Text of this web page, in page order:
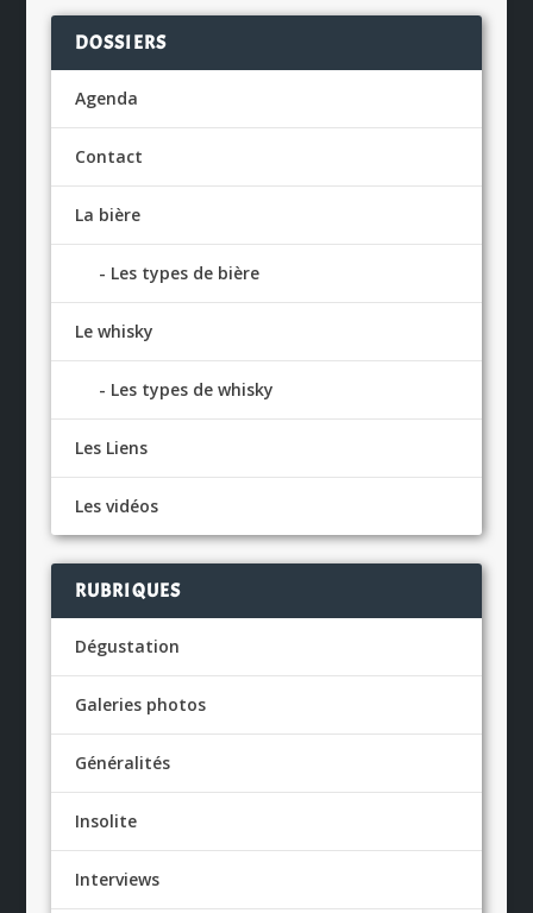
DOSSIERS
Agenda
Contact
La bière
Les types de bière
Le whisky
Les types de whisky
Les Liens
Les vidéos
RUBRIQUES
Dégustation
Galeries photos
Généralités
Insolite
Interviews